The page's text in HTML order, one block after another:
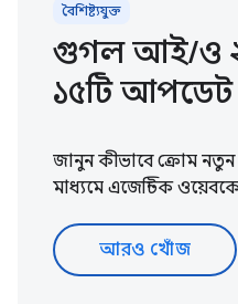
বৈশিষ্ট্যযুক্ত
গুগল আই/ও
১৫টি আপডেট
জানুন কীভাবে ক্রোম
মাধ্যমে এজেন্টিক
আরও খোঁজ